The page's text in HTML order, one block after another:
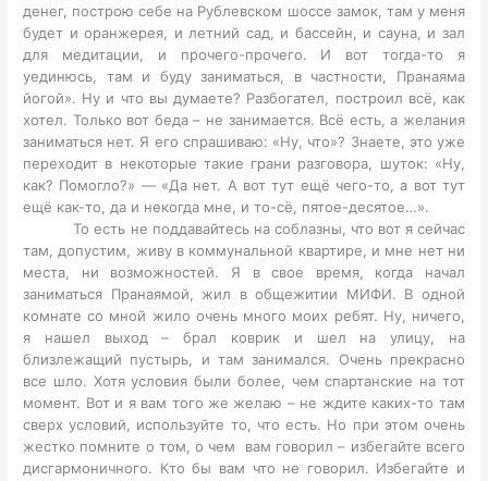
денег, построю себе на Рублевском шоссе замок, там у меня
будет и оранжерея, и летний сад, и бассейн, и сауна, и зал
для медитации, и прочего-прочего. И вот тогда-то я
уединюсь, там и буду заниматься, в частности, Пранаяма
йогой». Ну и что вы думаете? Разбогател, построил всё, как
хотел. Только вот беда – не занимается. Всё есть, а желания
заниматься нет. Я его спрашиваю: «Ну, что»? Знаете, это уже
переходит в некоторые такие грани разговора, шуток: «Ну,
как? Помогло?» — «Да нет. А вот тут ещё чего-то, а вот тут
ещё как-то, да и некогда мне, и то-сё, пятое-десятое…».
То есть не поддавайтесь на соблазны, что вот я сейчас
там, допустим, живу в коммунальной квартире, и мне нет ни
места, ни возможностей. Я в свое время, когда начал
заниматься Пранаямой, жил в общежитии МИФИ. В одной
комнате со мной жило очень много моих ребят. Ну, ничего,
я нашел выход – брал коврик и шел на улицу, на
близлежащий пустырь, и там занимался. Очень прекрасно
все шло. Хотя условия были более, чем спартанские на тот
момент. Вот и я вам того же желаю – не ждите каких-то там
сверх условий, используйте то, что есть. Но при этом очень
жестко помните о том, о чем вам говорил – избегайте всего
дисгармоничного. Кто бы вам что не говорил. Избегайте и